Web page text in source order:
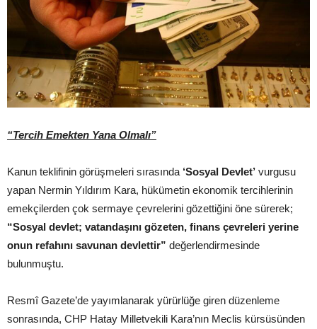
“Tercih Emekten Yana Olmalı”
Kanun teklifinin görüşmeleri sırasında ‘Sosyal Devlet’ vurgusu
yapan Nermin Yıldırım Kara, hükümetin ekonomik tercihlerinin
emekçilerden çok sermaye çevrelerini gözettiğini öne sürerek;
“Sosyal devlet; vatandaşını gözeten, finans çevreleri yerine
onun refahını savunan devlettir” değerlendirmesinde
bulunmuştu.
Resmî Gazete’de yayımlanarak yürürlüğe giren düzenleme
sonrasında, CHP Hatay Milletvekili Kara’nın Meclis kürsüsünden